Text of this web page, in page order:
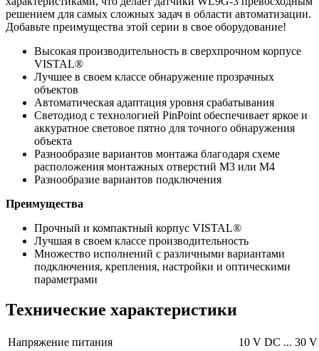
решением для самых сложных задач в области автоматизации.
Добавьте преимущества этой серии в свое оборудование!
Высокая производительность в сверхпрочном корпусе
VISTAL®
Лучшее в своем классе обнаружение прозрачных
объектов
Автоматическая адаптация уровня срабатывания
Светодиод с технологией PinPoint обеспечивает яркое и
аккуратное световое пятно для точного обнаружения
объекта
Разнообразие вариантов монтажа благодаря схеме
расположения монтажных отверстий M3 или M4
Разнообразие вариантов подключения
Преимущества
Прочный и компактный корпус VISTAL®
Лучшая в своем классе производительность
Множество исполнений с различными вариантами
подключения, крепления, настройки и оптическими
параметрами
Технические характеристики
Напряжение питания
10 V DC ... 30